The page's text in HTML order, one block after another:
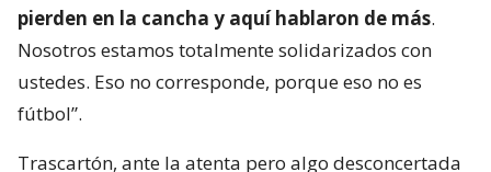
pierden en la cancha y aquí hablaron de más.
Nosotros estamos totalmente solidarizados con
ustedes. Eso no corresponde, porque eso no es
fútbol”.
Trascartón, ante la atenta pero algo desconcertada